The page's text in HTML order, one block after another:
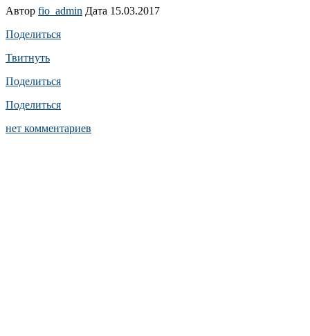
Автор fio_admin Дата 15.03.2017
Поделиться
Твитнуть
Поделиться
Поделиться
нет комментариев